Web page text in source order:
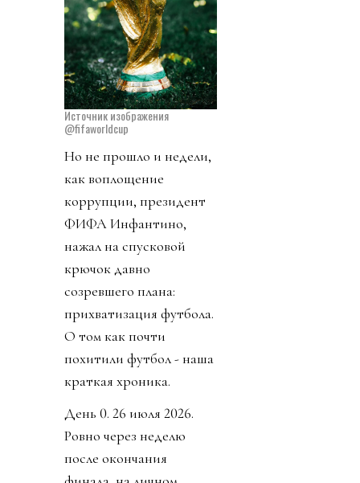
Источник изображения
@fifaworldcup
Но не прошло и недели,
как воплощение
коррупции, президент
ФИФА Инфантино,
нажал на спусковой
крючок давно
созревшего плана:
прихватизация футбола.
О том как почти
похитили футбол - наша
краткая хроника.
День 0. 26 июля 2026.
Ровно через неделю
после окончания